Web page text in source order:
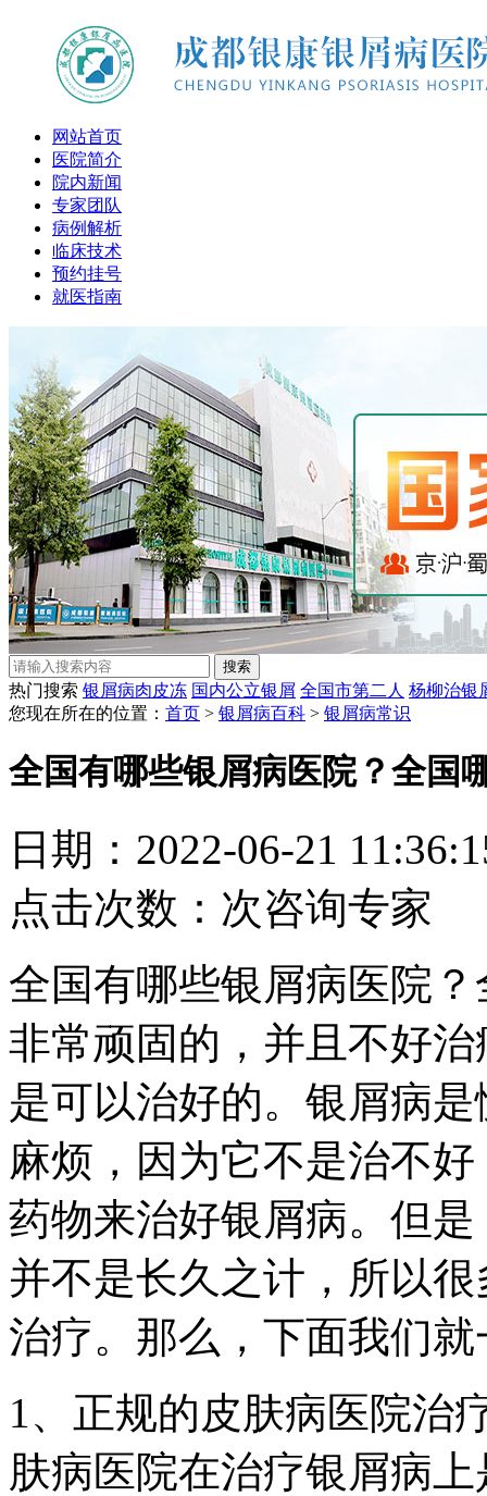
网站首页
医院简介
院内新闻
专家团队
病例解析
临床技术
预约挂号
就医指南
热门搜索 银屑病肉皮冻 国内公立银屑 全国市第二人 杨柳治银
您现在所在的位置： 首页 > 银屑病百科 > 银屑病常识
全国有哪些银屑病医院？全国
日期：2022-06-21
点击次数： 次咨询专家
全国有哪些银屑病医院
非常顽固的，并且不好
是可以治好的。银屑病
麻烦，因为它不是治不
药物来治好银屑病。但
并不是长久之计，所以
治疗。那么，下面我们
1、正规的皮肤病医院治
肤病医院在治疗银屑病